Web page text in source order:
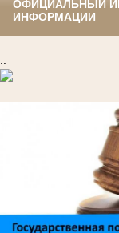
ОФИЦИАЛЬНЫЙ
ИНФОРМАЦИИ